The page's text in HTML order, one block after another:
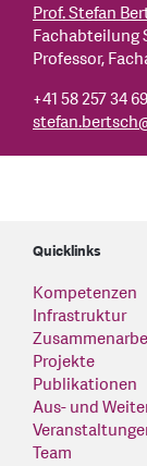
Prof. Stefan
Fachabteilung
Professor,
+41 58 257 34 69
stefan.bertsch
Quicklinks
Kompetenzen
Infrastruktur
Projekte
Publikationen
Aus- und
Team